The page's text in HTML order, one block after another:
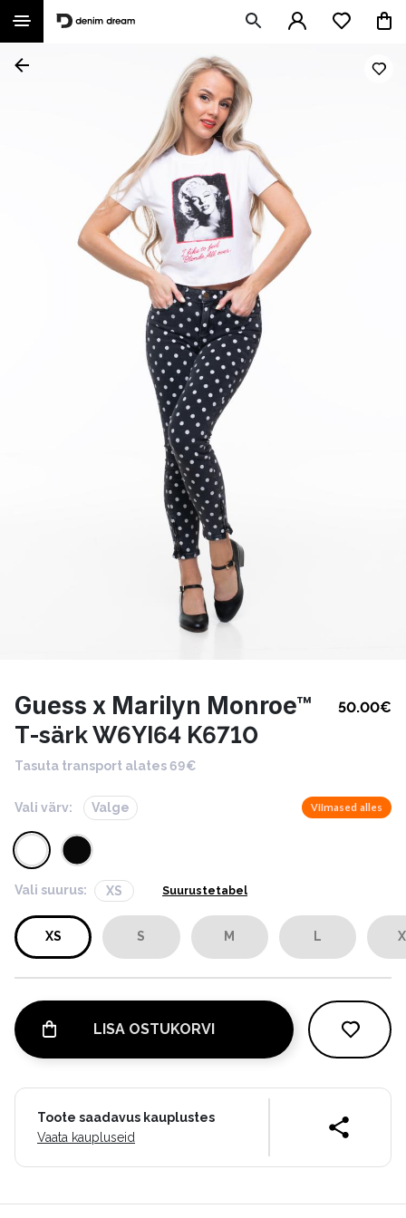
Guess x Marilyn Monroe™ 50.00€
T-särk W6YI64 K6710
Tasuta transport alates 69€
Vali värv: Valge Viimased alles
Vali suurus: XS Suurustetabel
XS S M L
LISA OSTUKORVI
Toote saadavus kauplustes
Vaata kaupluseid